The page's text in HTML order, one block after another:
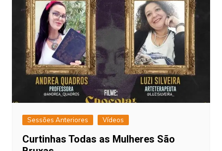
Sessões Anteriores Vídeos
Curtinhas Todas as Mulheres São